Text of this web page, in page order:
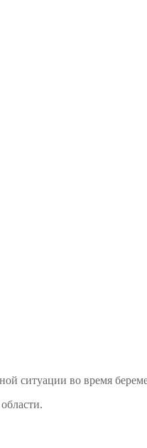
ситуации во время